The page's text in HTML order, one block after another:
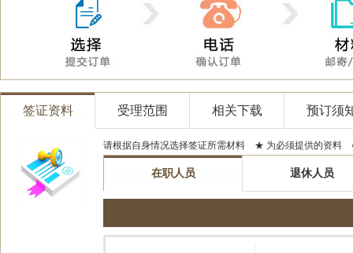
签证资料 受理范围 相关下载 预订须
请根据自身情况选择签证所需材料 ★ 为必须提供的资料
在职人员 退休人员